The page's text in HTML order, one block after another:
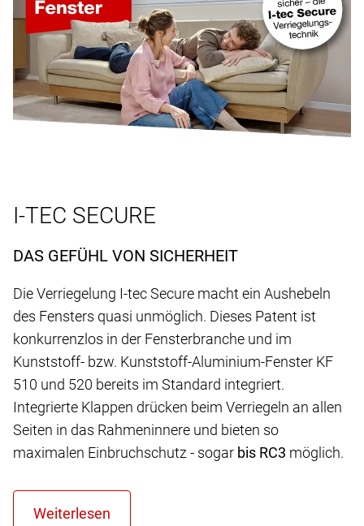
I-TEC SECURE
DAS GEFÜHL VON SICHERHEIT
Die Verriegelung I-tec Secure macht ein Aushebeln
des Fensters quasi unmöglich. Dieses Patent ist
konkurrenzlos in der Fensterbranche und im
Kunststoff- bzw. Kunststoff-Aluminium-Fenster KF
510 und 520 bereits im Standard integriert.
Integrierte Klappen drücken beim Verriegeln an allen
Seiten in das Rahmeninnere und bieten so
maximalen Einbruchschutz - sogar bis RC3 möglich.